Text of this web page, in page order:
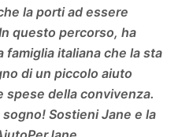
la porti ad essere
questo percorso, ha
italiana che la sta
di un piccolo aiuto
della convivenza.
Sostieni Jane e la